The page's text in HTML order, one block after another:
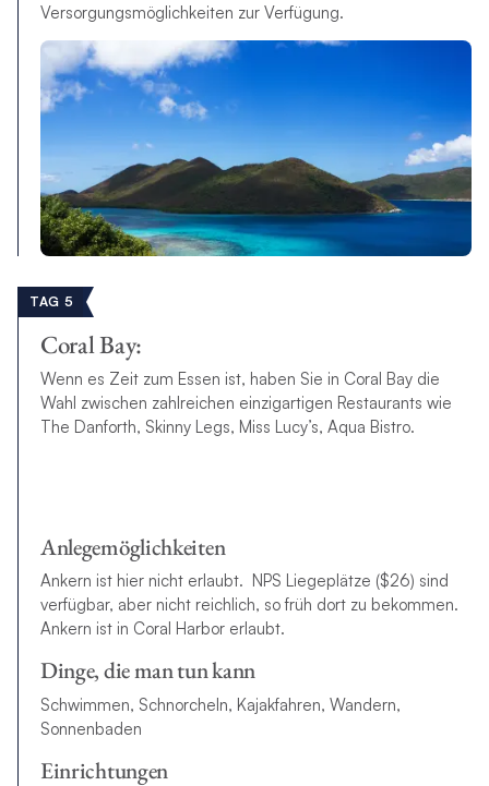
Versorgungsmöglichkeiten zur Verfügung.
TAG 5
Coral Bay:
Wenn es Zeit zum Essen ist, haben Sie in Coral Bay die
Wahl zwischen zahlreichen einzigartigen Restaurants wie
The Danforth, Skinny Legs, Miss Lucy’s, Aqua Bistro.
Anlegemöglichkeiten
Ankern ist hier nicht erlaubt. NPS Liegeplätze ($26) sind
verfügbar, aber nicht reichlich, so früh dort zu bekommen.
Ankern ist in Coral Harbor erlaubt.
Dinge, die man tun kann
Schwimmen, Schnorcheln, Kajakfahren, Wandern,
Sonnenbaden
Einrichtungen